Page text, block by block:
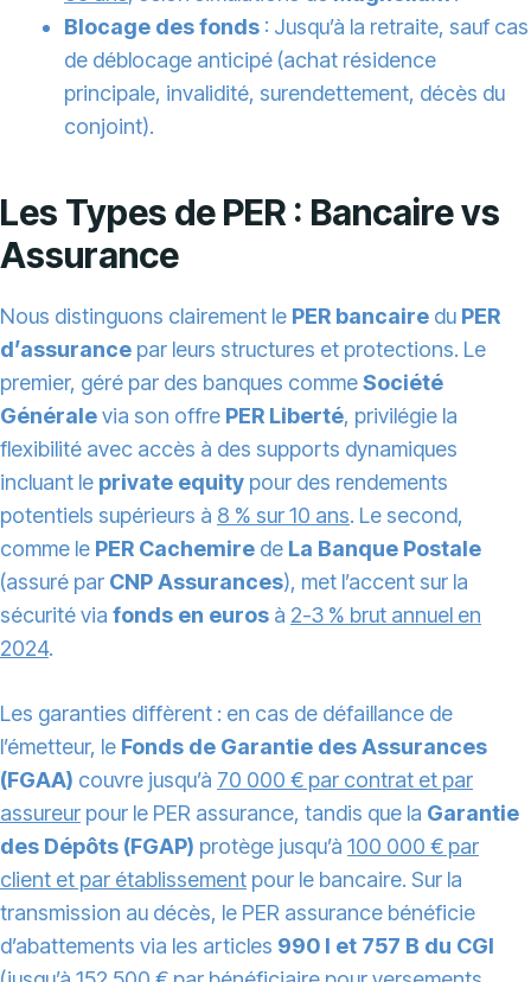
Blocage des fonds : Jusqu’à la retraite, sauf cas
de déblocage anticipé (achat résidence
principale, invalidité, surendettement, décès du
conjoint).
Les Types de PER : Bancaire vs
Assurance
Nous distinguons clairement le PER bancaire du PER
d’assurance par leurs structures et protections. Le
premier, géré par des banques commeSociété
Généralevia son offre PER Liberté, privilégie la
flexibilité avec accès à des supports dynamiques
incluant le private equity pour des rendements
potentiels supérieurs à 8 % sur 10 ans. Le second,
comme le PER Cachemire de La Banque Postale
(assuré par CNP Assurances), met l’accent sur la
sécurité via fonds en euros à 2-3 % brut annuel en
2024.
Les garanties diffèrent : en cas de défaillance de
l’émetteur, le Fonds de Garantie des Assurances
(FGAA) couvre jusqu’à 70 000 € par contrat et par
assureur pour le PER assurance, tandis que la Garantie
des Dépôts (FGAP) protège jusqu’à 100 000 € par
client et par établissement pour le bancaire. Sur la
transmission au décès, le PER assurance bénéficie
d’abattements via les articles 990 I et 757 B du CGI